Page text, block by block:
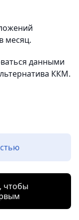
месяц.
данными
ККМ.
чтобы